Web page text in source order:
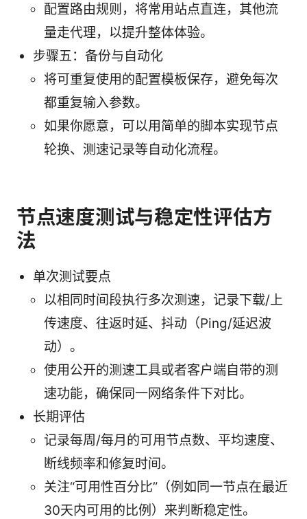
配置路由规则，将常用站点直连，其他流
量走代理，以提升整体体验。
步骤五：备份与自动化
将可重复使用的配置模板保存，避免每次
都重复输入参数。
如果你愿意，可以用简单的脚本实现节点
轮换、测速记录等自动化流程。
节点速度测试与稳定性评估方
法
单次测试要点
以相同时间段执行多次测速，记录下载/上
传速度、往返时延、抖动（Ping/延迟波
动）。
使用公开的测速工具或者客户端自带的测
速功能，确保同一网络条件下对比。
长期评估
记录每周/每月的可用节点数、平均速度、
断线频率和修复时间。
关注“可用性百分比”（例如同一节点在最近
30天内可用的比例）来判断稳定性。